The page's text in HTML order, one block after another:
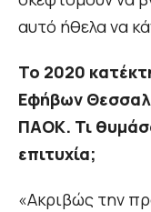
αυτό ήθελα να
Το 2020
Εφήβων
ΠΑΟΚ. Τι
επιτυχία;
«Ακριβώς την